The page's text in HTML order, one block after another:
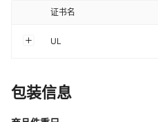
主要下游平台
证书名
UL
包装信息